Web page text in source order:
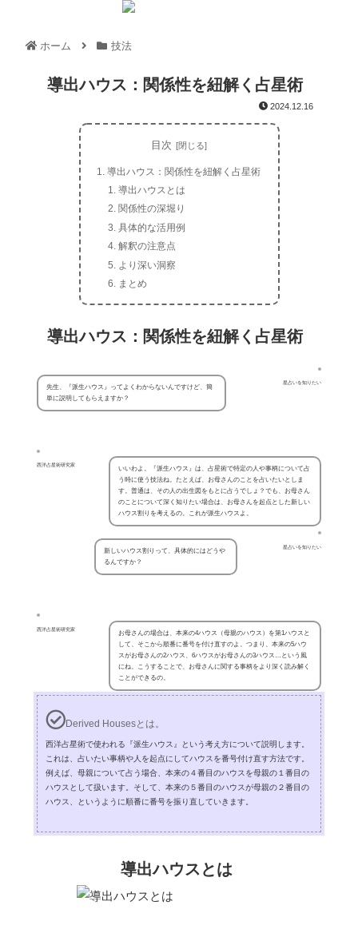
ホーム 技法
導出ハウス：関係性を紐解く占星術
2024.12.16
目次
導出ハウス：関係性を紐解く占星術
導出ハウスとは
関係性の深堀り
具体的な活用例
解釈の注意点
より深い洞察
まとめ
導出ハウス：関係性を紐解く占星術
星占いを知りたい
先生、『派生ハウス』ってよくわからないんですけど、簡
単に説明してもらえますか？
西洋占星術研究家
いいわよ。『派生ハウス』は、占星術で特定の人や事柄について占
う時に使う技法ね。たとえば、お母さんのことを占いたいとしま
す。普通は、その人の出生図をもとに占うでしょ？でも、お母さん
のことについて深く知りたい場合は、お母さんを起点とした新しい
ハウス割りを考えるの。これが派生ハウスよ。
星占いを知りたい
新しいハウス割りって、具体的にはどうや
るんですか？
西洋占星術研究家
お母さんの場合は、本来の4ハウス（母親のハウス）を第1ハウスと
して、そこから順番に番号を付け直すのよ。つまり、本来の5ハウ
スがお母さんの2ハウス、6ハウスがお母さんの3ハウス…という風
にね。こうすることで、お母さんに関する事柄をより深く読み解く
ことができるの。
Derived Housesとは。
西洋占星術で使われる『派生ハウス』という考え方について説明します。
これは、占いたい事柄や人を起点にしてハウスを番号付け直す方法です。
例えば、母親について占う場合、本来の４番目のハウスを母親の１番目の
ハウスとして扱います。そして、本来の５番目のハウスが母親の２番目の
ハウス、というように順番に番号を振り直していきます。
導出ハウスとは